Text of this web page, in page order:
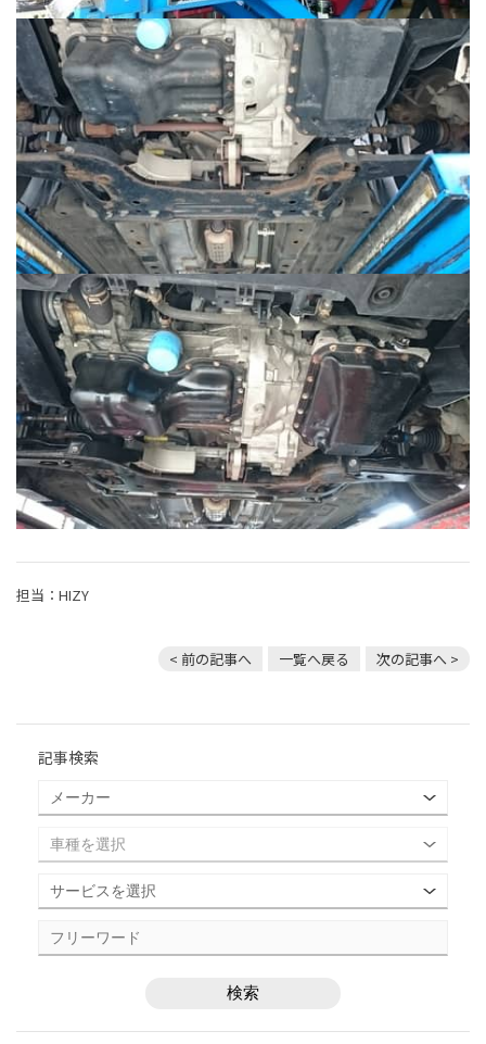
担当：HIZY
< 前の記事へ 一覧へ戻る 次の記事へ >
記事検索